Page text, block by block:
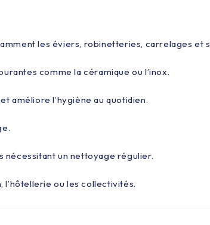
les éviers, robinetteries, carrelages et
comme la céramique ou l’inox.
améliore l’hygiène au quotidien.
nécessitant un nettoyage régulier.
ou les collectivités.